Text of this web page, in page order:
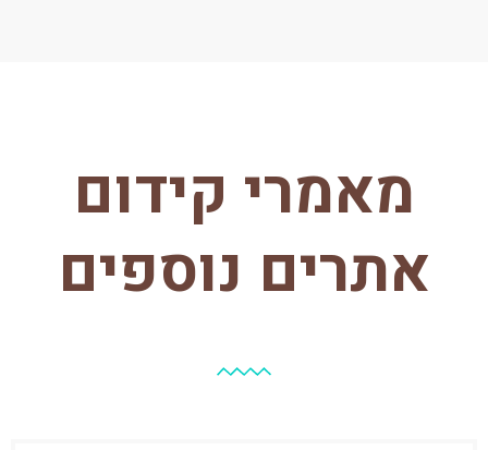
מאמרי קידום
אתרים נוספים